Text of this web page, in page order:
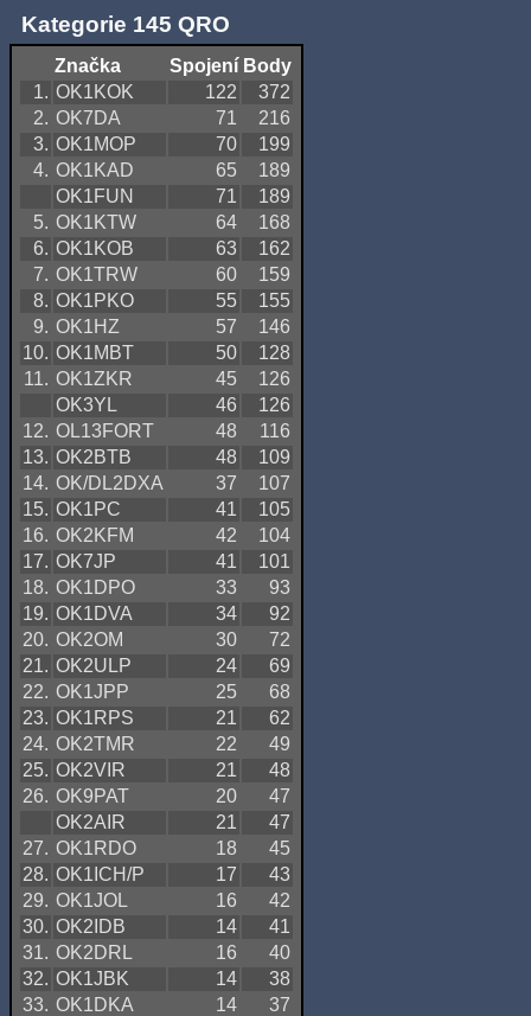
Kategorie 145 QRO
Značka Spojení Body
1. OK1KOK 122
372
2. OK7DA 71
216
3. OK1MOP 70
199
4. OK1KAD 65
189
OK1FUN
71
189
5. OK1KTW 64
168
6. OK1KOB 63
162
7. OK1TRW 60
159
8. OK1PKO 55
155
9. OK1HZ 57
146
10. OK1MBT 50
128
11. OK1ZKR 45
126
OK3YL
46
126
12. OL13FORT 48
116
13. OK2BTB 48
109
14. OK/DL2DXA 37
107
15. OK1PC 41
105
16. OK2KFM 42
104
17. OK7JP 41
101
18. OK1DPO 33
93
19. OK1DVA 34
92
20. OK2OM 30
72
21. OK2ULP 24
69
22. OK1JPP 25
68
23. OK1RPS 21
62
24. OK2TMR 22
49
25. OK2VIR 21
48
26. OK9PAT 20
47
OK2AIR
21
47
27. OK1RDO 18
45
28. OK1ICH/P 17
43
29. OK1JOL 16
42
30. OK2IDB 14
41
31. OK2DRL 16
40
32. OK1JBK 14
38
33. OK1DKA 14
37